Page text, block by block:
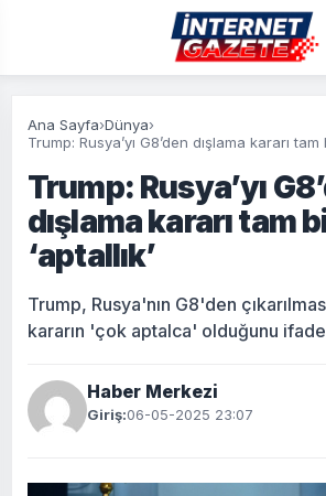
Ana Sayfa›Dünya›
Trump: Rusya’yı G8’den dışlama kararı tam
Trump: Rusya’yı
dışlama kararı tam
‘aptallık’
Trump, Rusya'nın G8'den
kararın 'çok aptalca' olduğunu
Haber Merkezi
Giriş:06-05-2025 23:07